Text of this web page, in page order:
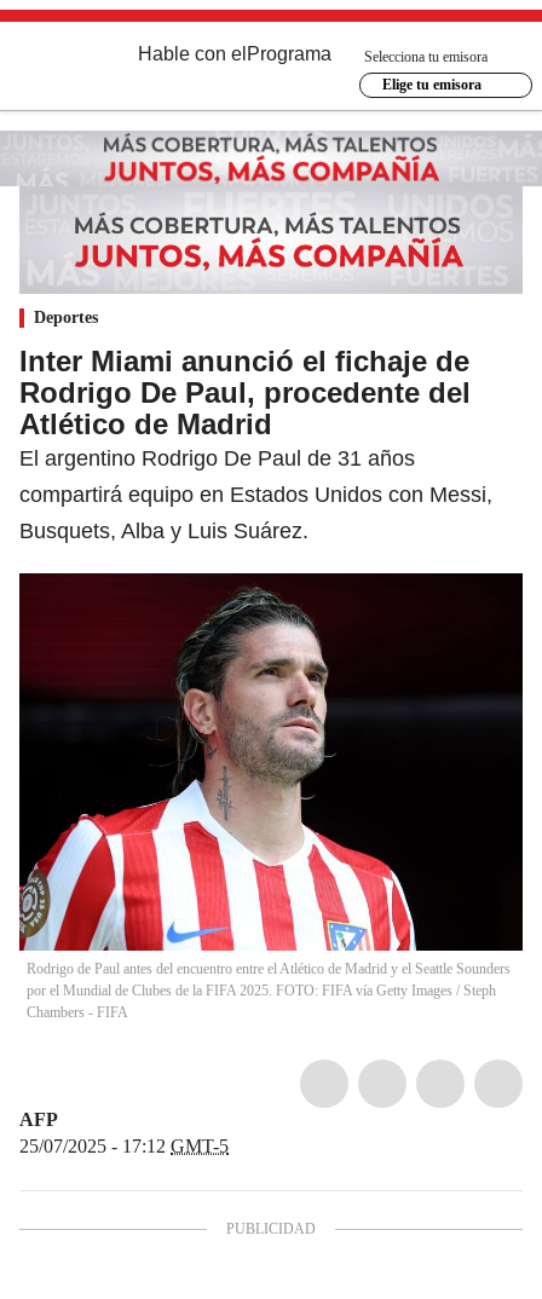
Hable con el Programa
Selecciona tu emisora
Elige tu emisora
Deportes
Inter Miami anunció el fichaje de
Rodrigo De Paul, procedente del
Atlético de Madrid
El argentino Rodrigo De Paul de 31 años
compartirá equipo en Estados Unidos con Messi,
Busquets, Alba y Luis Suárez.
Rodrigo de Paul antes del encuentro entre el Atlético de Madrid y el Seattle Sounders
por el Mundial de Clubes de la FIFA 2025. FOTO: FIFA vía Getty Images / Steph
Chambers - FIFA
AFP
25/07/2025 - 17:12 GMT-5